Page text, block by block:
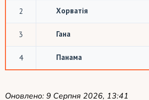
2 Хорватія
3 Гана
4 Панама
Оновлено: 9 Серпня 2026, 13:41